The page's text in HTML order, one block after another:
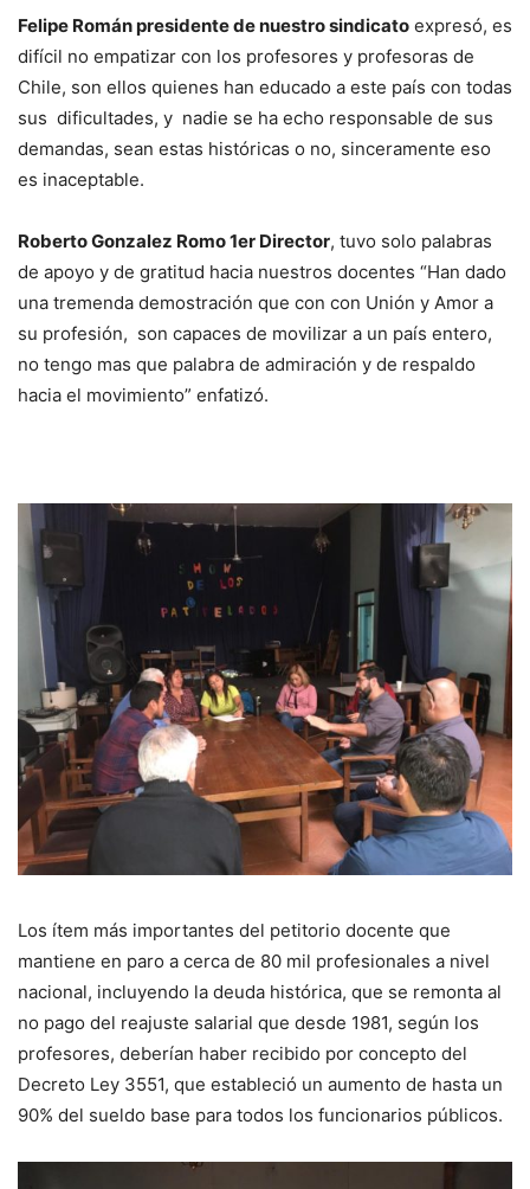
Felipe Román presidente de nuestro sindicato expresó, es
difícil no empatizar con los profesores y profesoras de
Chile, son ellos quienes han educado a este país con todas
sus dificultades, y nadie se ha echo responsable de sus
demandas, sean estas históricas o no, sinceramente eso
es inaceptable.
Roberto Gonzalez Romo 1er Director, tuvo solo palabras
de apoyo y de gratitud hacia nuestros docentes “Han dado
una tremenda demostración que con con Unión y Amor a
su profesión, son capaces de movilizar a un país entero,
no tengo mas que palabra de admiración y de respaldo
hacia el movimiento” enfatizó.
Los ítem más importantes del petitorio docente que
mantiene en paro a cerca de 80 mil profesionales a nivel
nacional, incluyendo la deuda histórica, que se remonta al
no pago del reajuste salarial que desde 1981, según los
profesores, deberían haber recibido por concepto del
Decreto Ley 3551, que estableció un aumento de hasta un
90% del sueldo base para todos los funcionarios públicos.